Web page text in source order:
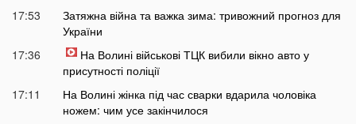
17:53
Затяжна війна та важка зима: тривожний прогноз для
України
17:36
На Волині військові ТЦК вибили вікно авто у
присутності поліції
17:11
На Волині жінка під час сварки вдарила чоловіка
ножем: чим усе закінчилося